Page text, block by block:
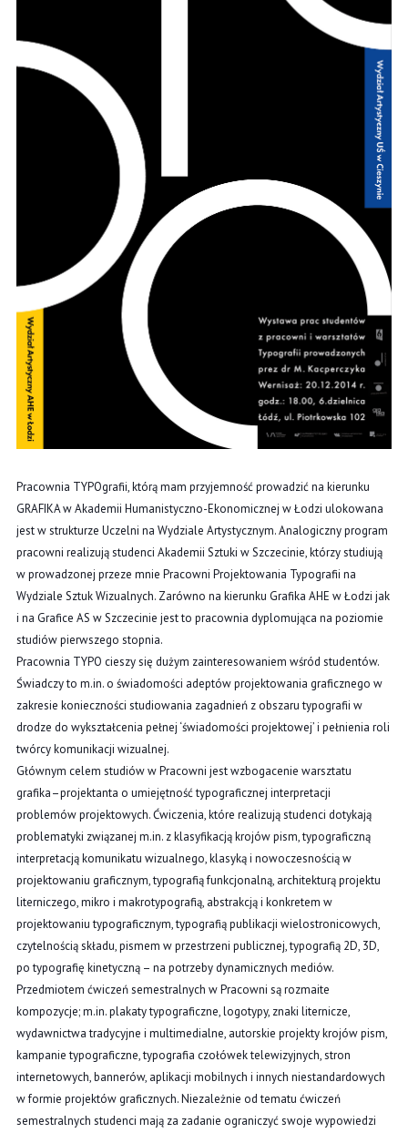
Pracownia TYPOgrafii, którą mam przyjemność prowadzić na kierunku
GRAFIKA w Akademii Humanistyczno-Ekonomicznej w Łodzi ulokowana
jest w strukturze Uczelni na Wydziale Artystycznym. Analogiczny program
pracowni realizują studenci Akademii Sztuki w Szczecinie, którzy studiują
w prowadzonej przeze mnie Pracowni Projektowania Typografii na
Wydziale Sztuk Wizualnych. Zarówno na kierunku Grafika AHE w Łodzi jak
i na Grafice AS w Szczecinie jest to pracownia dyplomująca na poziomie
studiów pierwszego stopnia.
Pracownia TYPO cieszy się dużym zainteresowaniem wśród studentów.
Świadczy to m.in. o świadomości adeptów projektowania graficznego w
zakresie konieczności studiowania zagadnień z obszaru typografii w
drodze do wykształcenia pełnej ‘świadomości projektowej’ i pełnienia roli
twórcy komunikacji wizualnej.
Głównym celem studiów w Pracowni jest wzbogacenie warsztatu
grafika–projektanta o umiejętność typograficznej interpretacji
problemów projektowych. Ćwiczenia, które realizują studenci dotykają
problematyki związanej m.in. z klasyfikacją krojów pism, typograficzną
interpretacją komunikatu wizualnego, klasyką i nowoczesnością w
projektowaniu graficznym, typografią funkcjonalną, architekturą projektu
literniczego, mikro i makrotypografią, abstrakcją i konkretem w
projektowaniu typograficznym, typografią publikacji wielostronicowych,
czytelnością składu, pismem w przestrzeni publicznej, typografią 2D, 3D,
po typografię kinetyczną – na potrzeby dynamicznych mediów.
Przedmiotem ćwiczeń semestralnych w Pracowni są rozmaite
kompozycje; m.in. plakaty typograficzne, logotypy, znaki liternicze,
wydawnictwa tradycyjne i multimedialne, autorskie projekty krojów pism,
kampanie typograficzne, typografia czołówek telewizyjnych, stron
internetowych, bannerów, aplikacji mobilnych i innych niestandardowych
w formie projektów graficznych. Niezależnie od tematu ćwiczeń
semestralnych studenci mają za zadanie ograniczyć swoje wypowiedzi